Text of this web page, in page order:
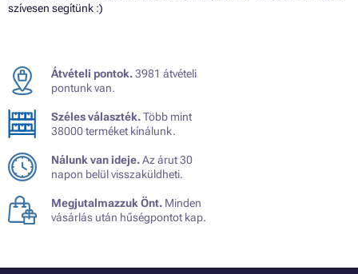
szívesen segítünk :)
Átvételi pontok.3981 átvételi
pontunk van.
Széles választék.Több mint
38000 terméket kínálunk.
Nálunk van ideje.Az árut 30
napon belül visszaküldheti.
Megjutalmazzuk Önt. Minden
vásárlás után hűségpontot kap.